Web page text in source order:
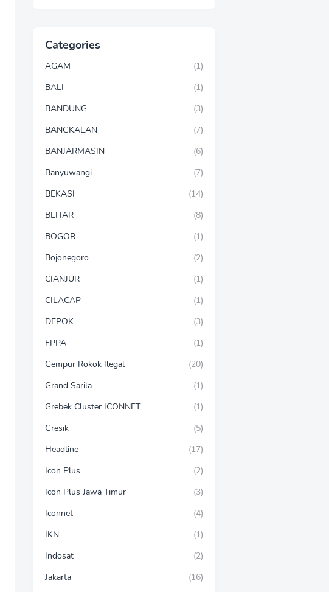
Categories
AGAM
(1)
BALI
(1)
BANDUNG
(3)
BANGKALAN
(7)
BANJARMASIN
(6)
Banyuwangi
(7)
BEKASI
(14)
BLITAR
(8)
BOGOR
(1)
Bojonegoro
(2)
CIANJUR
(1)
CILACAP
(1)
DEPOK
(3)
FPPA
(1)
Gempur Rokok Ilegal
(20)
Grand Sarila
(1)
Grebek Cluster ICONNET
(1)
Gresik
(5)
Headline
(17)
Icon Plus
(2)
Icon Plus Jawa Timur
(3)
Iconnet
(4)
IKN
(1)
Indosat
(2)
Jakarta
(16)